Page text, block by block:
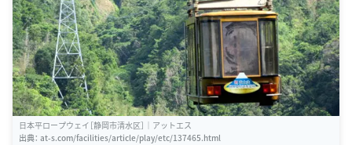
日本平ロープウェイ［静岡市清水区］｜アットエス
出典： at-s.com/facilities/article/play/etc/137465.html